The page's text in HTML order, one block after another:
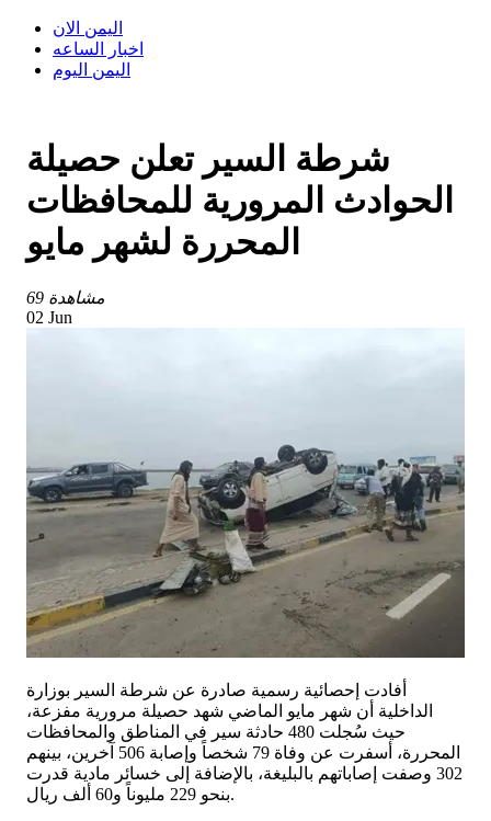
اليمن الان
اخبار الساعه
اليمن اليوم
شرطة السير تعلن حصيلة
الحوادث المرورية للمحافظات
المحررة لشهر مايو
69 مشاهدة
02 Jun
أفادت إحصائية رسمية صادرة عن شرطة السير بوزارة
الداخلية أن شهر مايو الماضي شهد حصيلة مرورية مفزعة،
حيث سُجلت 480 حادثة سير في المناطق والمحافظات
المحررة، أسفرت عن وفاة 79 شخصاً وإصابة 506 آخرين، بينهم
302 وصفت إصاباتهم بالبليغة، بالإضافة إلى خسائر مادية قدرت
بنحو 229 مليوناً و60 ألف ريال.